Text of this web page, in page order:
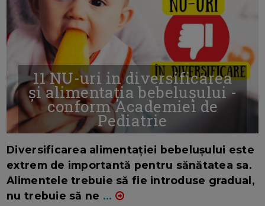
11 NU-uri in diversificarea
și alimentația bebelușului -
conform Academiei de
Pediatrie
Diversificarea alimentației bebelușului este
extrem de importantă pentru sănătatea sa.
Alimentele trebuie să fie introduse gradual,
nu trebuie să ne ...